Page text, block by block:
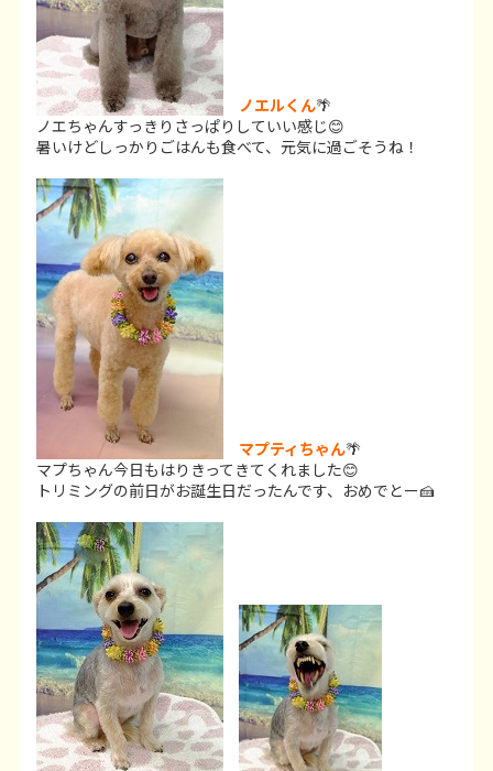
ノエルくん🌴
ノエちゃんすっきりさっぱりしていい感じ😊
暑いけどしっかりごはんも食べて、元気に過ごそうね！
マプティちゃん🌴
マプちゃん今日もはりきってきてくれました😊
トリミングの前日がお誕生日だったんです、おめでとー🍰